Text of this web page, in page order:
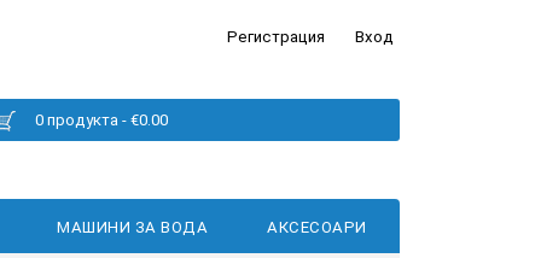
Вход
Регистрация
0 продукта - €0.00
МАШИНИ ЗА ВОДА АКСЕСОАРИ